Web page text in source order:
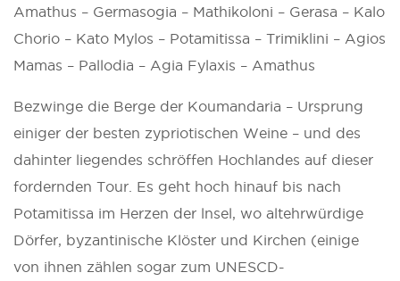
Amathus – Germasogia – Mathikoloni – Gerasa – Kalo
Chorio – Kato Mylos – Potamitissa – Trimiklini – Agios
Mamas – Pallodia – Agia Fylaxis – Amathus
Bezwinge die Berge der Koumandaria – Ursprung
einiger der besten zypriotischen Weine – und des
dahinter liegendes schröffen Hochlandes auf dieser
fordernden Tour. Es geht hoch hinauf bis nach
Potamitissa im Herzen der lnsel, wo altehrwürdige
Dörfer, byzantinische Klöster und Kirchen (einige
von ihnen zählen sogar zum UNESCD-